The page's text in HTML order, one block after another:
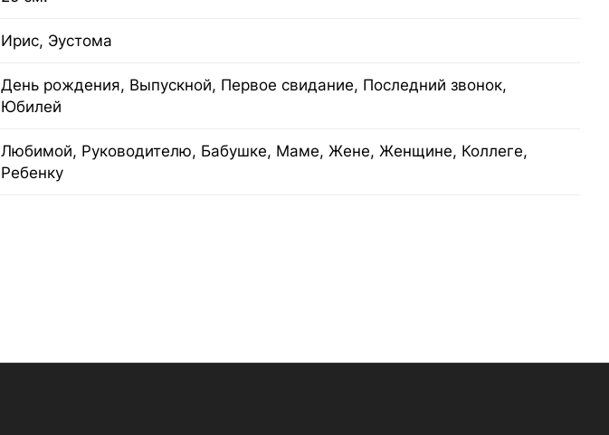
Ирис, Эустома
День рождения, Выпускной, Первое свидание, Последний звонок,
Юбилей
Любимой, Руководителю, Бабушке, Маме, Жене, Женщине, Коллеге,
Ребенку